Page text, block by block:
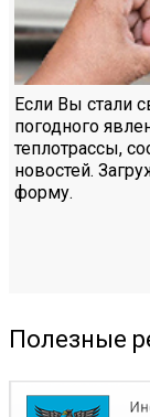
Если Вы стали
погодного
теплотрассы,
новостей.
форму.
Полезные